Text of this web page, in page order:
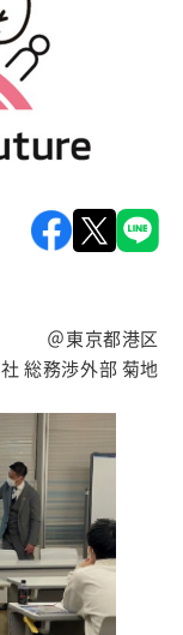
＠東京都港区
総務渉外部 菊地